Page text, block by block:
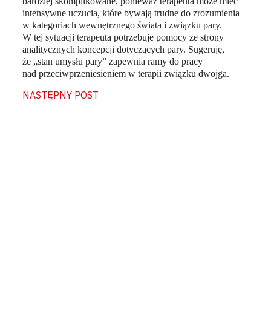
intensywne uczucia, które bywają trudne do zrozumienia
w kategoriach wewnętrznego świata i związku pary.
W tej sytuacji terapeuta potrzebuje pomocy ze strony
analitycznych koncepcji dotyczących pary. Sugeruję,
że „stan umysłu pary” zapewnia ramy do pracy
nad przeciwprzeniesieniem w terapii związku dwojga.
NASTĘPNY POST